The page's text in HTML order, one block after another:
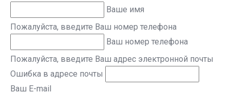
Ваше имя
Пожалуйста, введите Ваш номер телефона
Ваш номер телефона
Пожалуйста, введите Ваш адрес электронной почты
Ошибка в адресе почты
Ваш E-mail